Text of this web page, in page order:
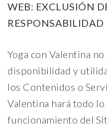
WEB: EXCLUSIÓN
RESPONSABILIDAD
Yoga con Valentina
disponibilidad y
los Contenidos o
Valentina hará todo
funcionamiento del